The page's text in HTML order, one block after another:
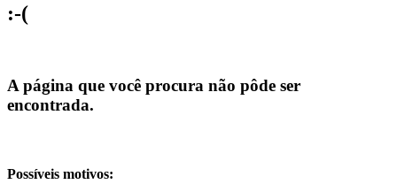
:-(
A página que você procura não pôde ser
encontrada.
Possíveis motivos: